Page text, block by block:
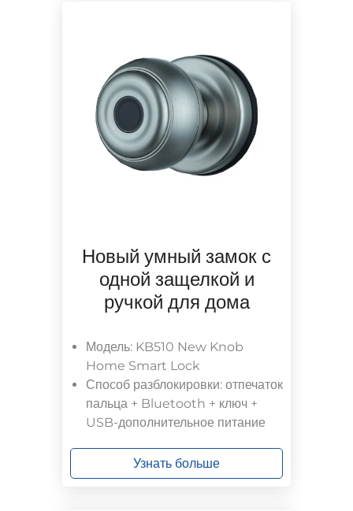
Новый умный замок с
одной защелкой и
ручкой для дома
Модель: KB510 New Knob
Home Smart Lock
Способ разблокировки: отпечаток
пальца + Bluetooth + ключ +
USB-дополнительное питание
Узнать больше